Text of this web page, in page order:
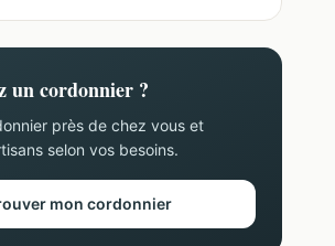
un cordonnier ?
près de chez vous et
selon vos besoins.
mon cordonnier